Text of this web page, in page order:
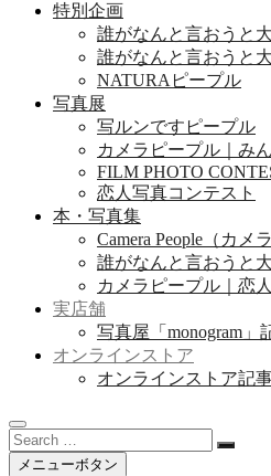
特別企画
誰がなんと言おうと
誰がなんと言おうと
NATURAピープル
写真展
写ルンですピープル
カメラピープル｜み
FILM PHOTO
恋人写真コンテスト
本・写真集
Camera People（カメ
誰がなんと言おうと
カメラピープル｜恋
実店舗
写真屋「monogram」
オンラインストア
オンラインストア記
Search
…メニューボタン